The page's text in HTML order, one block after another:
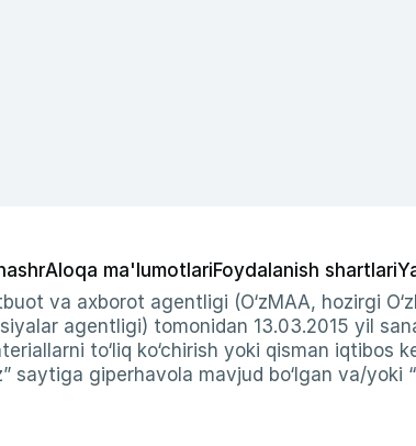
Aloqa ma'lumotlariFoydalanish shartlari
va axborot agentligi (O‘zMAA, hozirgi
agentligi) tomonidan 13.03.2015 yil
to‘liq ko‘chirish yoki qisman
saytiga giperhavola mavjud bo‘lgan va/yoki